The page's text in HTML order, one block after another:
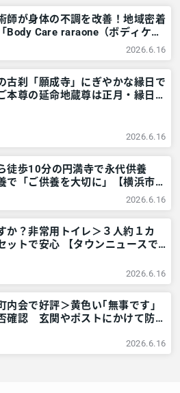
師が身体の不調を改善！地域密着
Body Care raraone（ボディケア
＠横浜市西区 – 神奈川・東京多
報 – レアリア
2026.6.16
古刹「願成寺」にぎやかな縁日で
本尊の延命地蔵尊は正月・縁日に
2026.6.16
徒歩10分の円満寺で永代供養
で「ご供養を大切に」【横浜市西
・東京多摩のご近所情報 – レア
2026.6.16
か？非常用トイレ＞３人約１カ
ットで安心 【タウンニュースで
2026.6.16
内会で好評＞黄色い｢無事です｣
確認 玄関やポストにかけて防災
2026.6.16